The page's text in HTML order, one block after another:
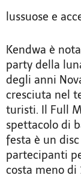
lussuose e
Kendwa è
party della
degli anni
cresciuta nel
turisti. Il Full
spettacolo di
festa è un
partecipanti
costa meno di